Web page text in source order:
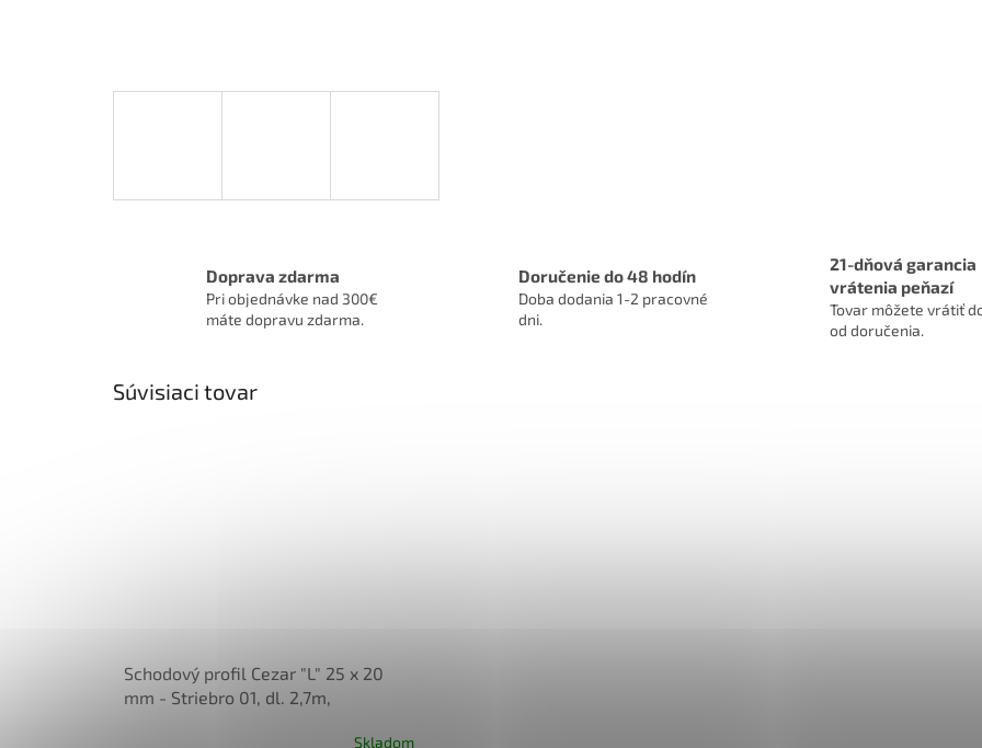
Doprava zdarma
Pri objednávke nad 300€
máte dopravu zdarma.
Doručenie do 48 hodín
Doba dodania 1-2 pracovné
dni.
21-dňová garancia
vrátenia peňazí
Tovar môžete vrátiť
od doručenia.
Súvisiaci tovar
Schodový profil Cezar "L" 25 x 20
mm - Striebro 01, dl. 2,7m,
Skladom